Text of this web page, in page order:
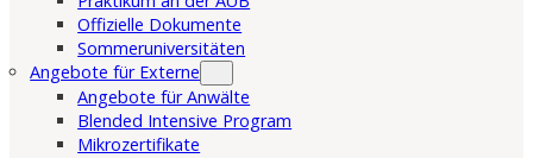
Offizielle Dokumente
Sommeruniversitäten
Angebote für Externe
Angebote für Anwälte
Blended Intensive Program
Mikrozertifikate